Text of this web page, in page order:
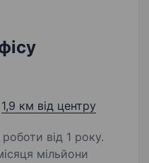
1,9 км від центру
від 1 року.